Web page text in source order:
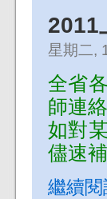
2011
星期二,
全省
師連絡
如對
儘速補
繼續閱